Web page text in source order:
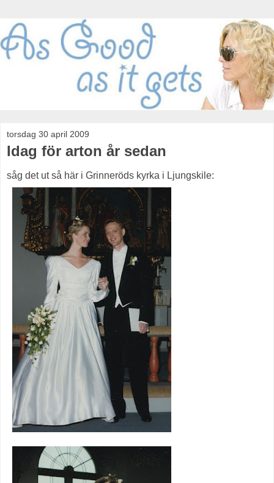
torsdag 30 april 2009
Idag för arton år sedan
såg det ut så här i Grinneröds kyrka i Ljungskile: